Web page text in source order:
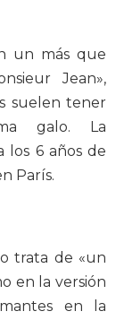
un más que
Jean»,
suelen tener
galo. La
los 6 años de
París.
trata de «un
en la versión
en la